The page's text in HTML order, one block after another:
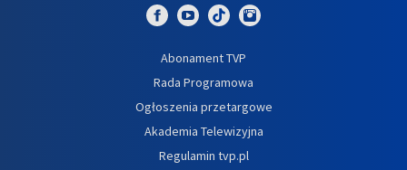
Abonament TVP
Rada Programowa
Ogłoszenia przetargowe
Akademia Telewizyjna
Regulamin tvp.pl